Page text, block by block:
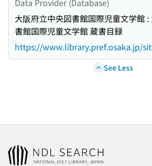
大阪府立中央図書館国際児童文学館
書館国際児童文学館 蔵書目録
https://www.library.pref.osaka.jp/
See Less